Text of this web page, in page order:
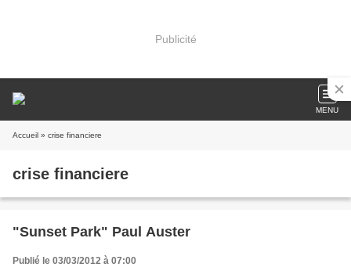
Publicité
MENU
Accueil » crise financiere
crise financiere
"Sunset Park" Paul Auster
Publié le 03/03/2012 à 07:00